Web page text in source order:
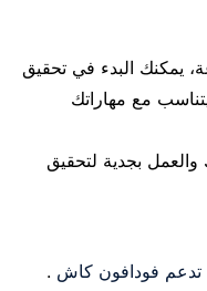
يمكنك البدء في تحقيق
مع مهاراتك
والعمل بجدية لتحقيق
تدعم فودافون كاش .